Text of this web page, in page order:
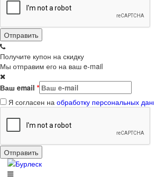
Получите купон на скидку
Мы отправим его на ваш e-mail
Ваш email *
Я согласен на обработку персональных